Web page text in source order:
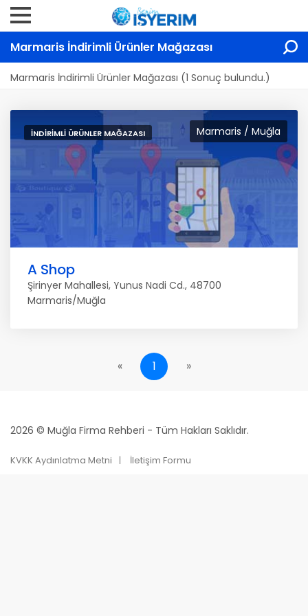
Marmaris İndirimli Ürünler Mağazası
Marmaris İndirimli Ürünler Mağazası (1 Sonuç bulundu.)
Marmaris / Muğla
İNDIRIMLI ÜRÜNLER MAĞAZASI
A Shop
Şirinyer Mahallesi, Yunus Nadi Cd., 48700
Marmaris/Muğla
« 1 »
2026 © Muğla Firma Rehberi - Tüm Hakları Saklıdır.
KVKK Aydınlatma Metni İletişim Formu